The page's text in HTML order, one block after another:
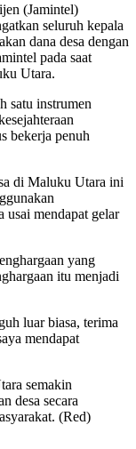
(Jamintel)
seluruh kepala
dana desa dengan
pada saat
Utara.
satu instrumen
bekerja penuh
di Maluku Utara ini
usai mendapat gelar
yang
itu menjadi
luar biasa, terima
mendapat
semakin
desa secara
(Red)